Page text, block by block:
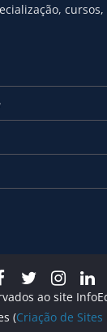
ao site
(Criação de